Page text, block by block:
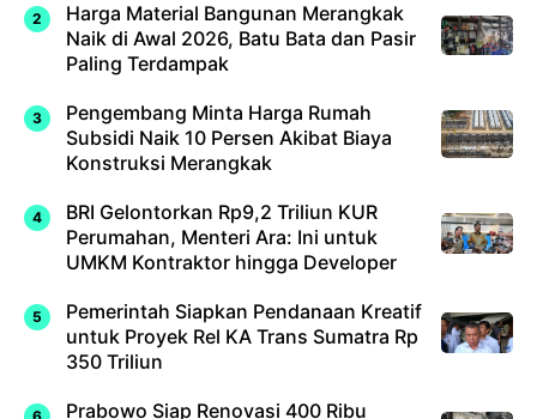
Harga Material Bangunan Merangkak
Naik di Awal 2026, Batu Bata dan Pasir
Paling Terdampak
Pengembang Minta Harga Rumah
Subsidi Naik 10 Persen Akibat Biaya
Konstruksi Merangkak
BRI Gelontorkan Rp9,2 Triliun KUR
Perumahan, Menteri Ara: Ini untuk
UMKM Kontraktor hingga Developer
Pemerintah Siapkan Pendanaan Kreatif
untuk Proyek Rel KA Trans Sumatra Rp
350 Triliun
Prabowo Siap Renovasi 400 Ribu